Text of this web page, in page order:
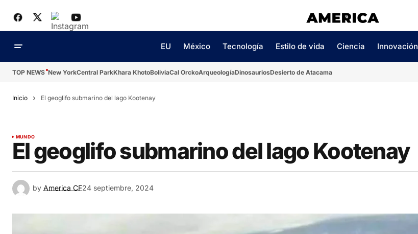
EU México Tecnología Estilo de vida Ciencia Innovación
TOP NEWS New YorkCentral ParkKhara KhotoBoliviaCal OrckoArqueologíaDinosauriosDesierto de Atacama
Inicio El geoglifo submarino del lago Kootenay
MUNDO
El geoglifo submarino del lago Kootenay
by America CF24 septiembre, 2024